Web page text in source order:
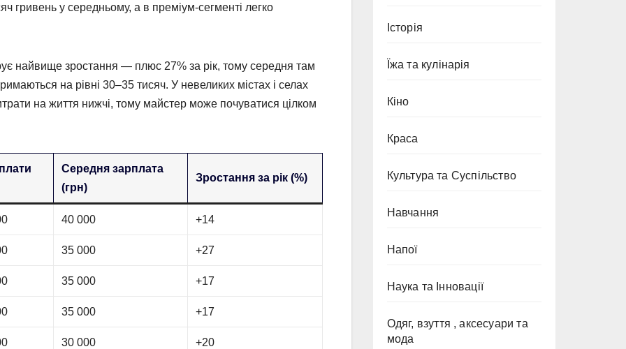
гривень у середньому, а в преміум-сегменті легко
найвище зростання — плюс 27% за рік, тому середня там
на рівні 30–35 тисяч. У невеликих містах і селах
на життя нижчі, тому майстер може почуватися цілком
Середня зарплата
(грн)
Зростання за рік (%)
40 000 +14
35 000 +27
35 000 +17
35 000 +17
30 000 +20
Історія
Їжа та кулінарія
Кіно
Краса
Культура та Суспільство
Навчання
Напої
Наука та Інновації
Одяг, взуття , аксесуари та
мода